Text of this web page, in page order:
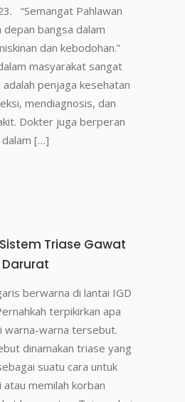
“Semangat Pahlawan
depan bangsa dalam
dan kebodohan.”
masyarakat sangat
penjaga kesehatan
mendiagnosis, dan
Dokter juga berperan
dalam […]
Triase Gawat
Darurat
berwarna di lantai IGD
terpikirkan apa
warna-warna tersebut.
dinamakan triase yang
suatu cara untuk
atau memilah korban